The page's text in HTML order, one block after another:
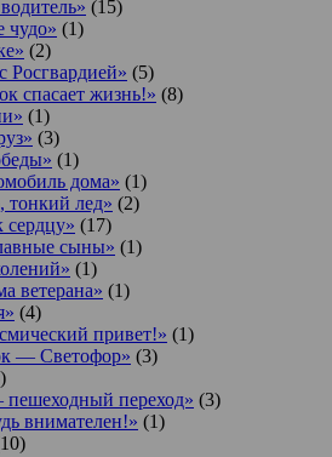
(15)
чудо» (1)
(2)
Росгвардией» (5)
спасает жизнь!» (8)
(1)
(3)
(1)
дома» (1)
тонкий лед» (2)
сердцу» (17)
сыны» (1)
(1)
ветерана» (1)
(4)
привет!» (1)
— Светофор» (3)
переход» (3)
внимателен!» (1)